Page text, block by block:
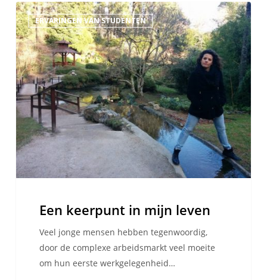
Een
keerpunt
in
mijn
leven
ERVARINGEN VAN STUDENTEN
Een keerpunt in mijn leven
Veel jonge mensen hebben tegenwoordig,
door de complexe arbeidsmarkt veel moeite
om hun eerste werkgelegenheid…